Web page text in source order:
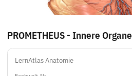
PROMETHEUS - Innere Organe
LernAtlas Anatomie